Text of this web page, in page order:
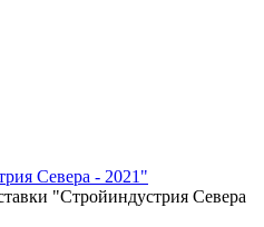
Севера - 2021"
"Стройиндустрия Севера